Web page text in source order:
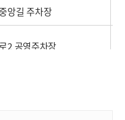
앙길 주차장
2 공영주차장